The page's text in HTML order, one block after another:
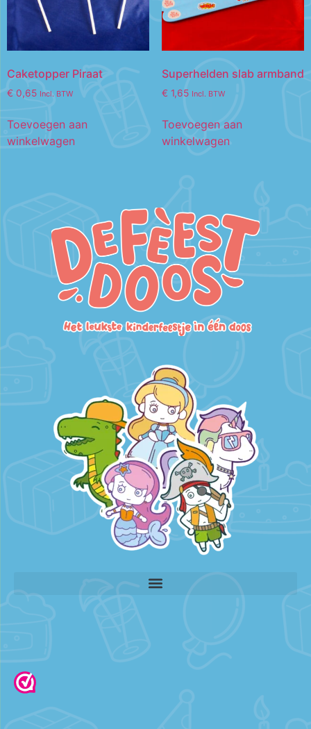
Caketopper Piraat
€ 0,65 Incl. BTW
Toevoegen aan
winkelwagen
Superhelden slab armband
€ 1,65 Incl. BTW
Toevoegen aan
winkelwagen